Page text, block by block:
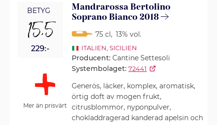
BETYG
15,5
229:-
Mer än prisvärt
Mandrarossa Bertolino
Soprano Bianco 2018
75 cl, 13% vol.
ITALIEN SICILIEN
Producent:Cantine Settesoli
Systembolaget: 72441
Generös, läcker, komplex, aromatisk,
örtig doft av mogen frukt,
citrusblommor, nyponpulver,
chokladdragerad kanderad apelsin och